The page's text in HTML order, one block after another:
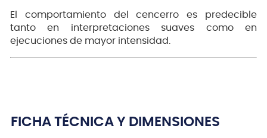
El comportamiento del cencerro es predecible
tanto en interpretaciones suaves como en
ejecuciones de mayor intensidad.
FICHA TÉCNICA Y DIMENSIONES